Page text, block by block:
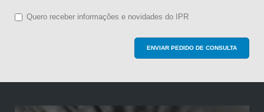
Quero receber informações e novidades do IPR
ENVIAR PEDIDO DE CONSULTA